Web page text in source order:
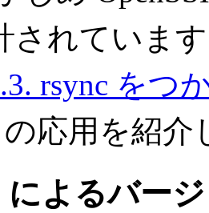
されていま
rsync をつ
の応用を紹介
によるバー